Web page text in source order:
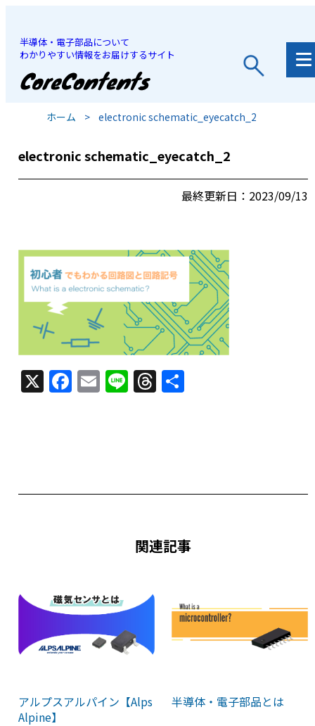
半導体・電子部品について
わかりやすい情報をお届けするサイト
JP
ホーム > electronic schematic_eyecatch_2
electronic schematic_eyecatch_2
最終更新日：2023/09/13
X F
a
o
E
m
Li
n
T
h
s
関連記事
アルプスアルパイン【Alps
Alpine】
半導体・電子部品とは